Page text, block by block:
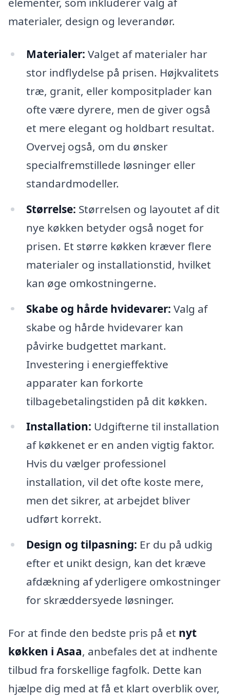
materialer, design og leverandør.
Materialer: Valget af materialer har
stor indflydelse på prisen. Højkvalitets
træ, granit, eller kompositplader kan
ofte være dyrere, men de giver også
et mere elegant og holdbart resultat.
Overvej også, om du ønsker
specialfremstillede løsninger eller
standardmodeller.
Størrelse: Størrelsen og layoutet af dit
nye køkken betyder også noget for
prisen. Et større køkken kræver flere
materialer og installationstid, hvilket
kan øge omkostningerne.
Skabe og hårde hvidevarer: Valg af
skabe og hårde hvidevarer kan
påvirke budgettet markant.
Investering i energieffektive
apparater kan forkorte
tilbagebetalingstiden på dit køkken.
Installation: Udgifterne til installation
af køkkenet er en anden vigtig faktor.
Hvis du vælger professionel
installation, vil det ofte koste mere,
men det sikrer, at arbejdet bliver
udført korrekt.
Design og tilpasning: Er du på udkig
efter et unikt design, kan det kræve
afdækning af yderligere omkostninger
for skræddersyede løsninger.
For at finde den bedste pris på et nyt
køkken i Asaa, anbefales det at indhente
tilbud fra forskellige fagfolk. Dette kan
hjælpe dig med at få et klart overblik over,